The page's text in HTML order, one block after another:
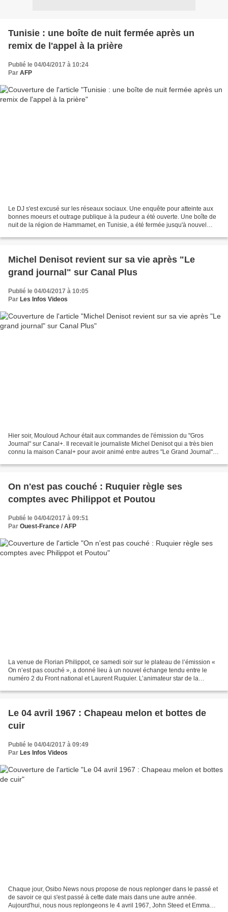
Tunisie : une boîte de nuit fermée après un
remix de l'appel à la prière
Publié le 04/04/2017 à 10:24
Par AFP
Le DJ s'est excusé sur les réseaux sociaux. Une enquête pour atteinte aux
bonnes moeurs et outrage publique à la pudeur a été ouverte. Une boîte de
nuit de la région de Hammamet, en Tunisie, a été fermée jusqu'à nouvel
Michel Denisot revient sur sa vie après "Le
grand journal" sur Canal Plus
Publié le 04/04/2017 à 10:05
Par Les Infos Videos
Hier soir, Mouloud Achour était aux commandes de l'émission du "Gros
Journal" sur Canal+. Il recevait le journaliste Michel Denisot qui a très bien
connu la maison Canal+ pour avoir animé entre autres "Le Grand Journal".
On n'est pas couché : Ruquier règle ses
comptes avec Philippot et Poutou
Publié le 04/04/2017 à 09:51
Par Ouest-France / AFP
La venue de Florian Philippot, ce samedi soir sur le plateau de l’émission «
On n’est pas couché », a donné lieu à un nouvel échange tendu entre le
numéro 2 du Front national et Laurent Ruquier. L’animateur star de la
Le 04 avril 1967 : Chapeau melon et bottes de
cuir
Publié le 04/04/2017 à 09:49
Par Les Infos Videos
Chaque jour, Osibo News nous propose de nous replonger dans le passé et
de savoir ce qui s'est passé à cette date mais dans une autre année.
Aujourd'hui, nous nous replongeons le 4 avril 1967, John Steed et Emma